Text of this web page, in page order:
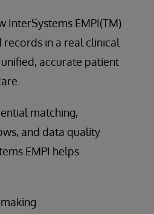
InterSystems EMPI(TM)
in a real clinical
accurate patient
matching,
and data quality
EMPI helps